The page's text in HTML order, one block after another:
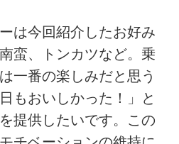
は今回紹介したお好み
蛮、トンカツなど。乗
一番の楽しみだと思う
もおいしかった！」と
提供したいです。この